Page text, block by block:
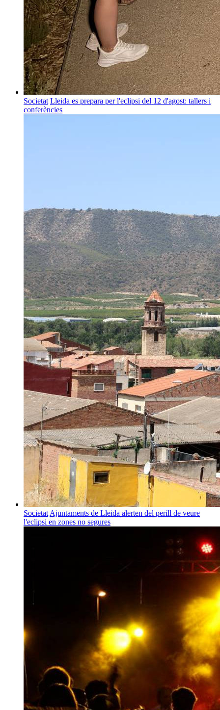
Societat Lleida es prepara per l'eclipsi del 12 d'agost: tallers i
conferències
Societat Ajuntaments de Lleida alerten del perill de veure
l'eclipsi en zones no segures